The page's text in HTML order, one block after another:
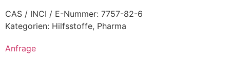
CAS / INCI / E-Nummer: 7757-82-6
Kategorien: Hilfsstoffe, Pharma
Anfrage